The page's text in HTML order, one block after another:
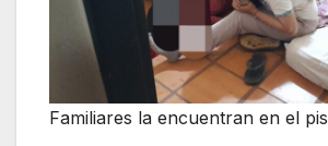
Familiares la encuentran en el